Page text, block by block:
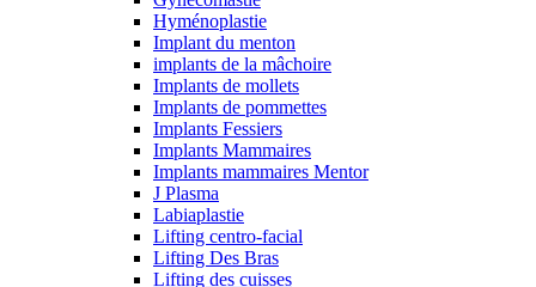
Hyménoplastie
Implant du menton
implants de la mâchoire
Implants de mollets
Implants de pommettes
Implants Fessiers
Implants Mammaires
Implants mammaires Mentor
J Plasma
Labiaplastie
Lifting centro-facial
Lifting Des Bras
Lifting des cuisses